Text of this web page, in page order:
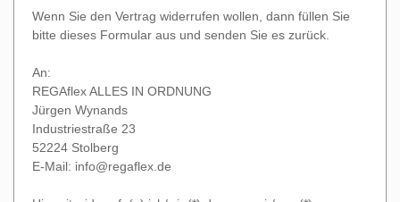
Wenn Sie den Vertrag widerrufen wollen, dann füllen Sie
bitte dieses Formular aus und senden Sie es zurück.
An:
REGAflex ALLES IN ORDNUNG
Jürgen Wynands
Industriestraße 23
52224 Stolberg
E-Mail: info@regaflex.de